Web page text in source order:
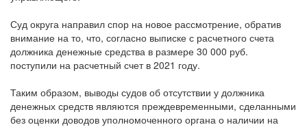
внимание на то, что, согласно выписке с расчетного счета
должника денежные средства в размере 30 000 руб.
поступили на расчетный счет в 2021 году.
денежных средств являются преждевременными, сделанными
без оценки доводов уполномоченного органа о наличии на
расчетном счете 30 000 руб.